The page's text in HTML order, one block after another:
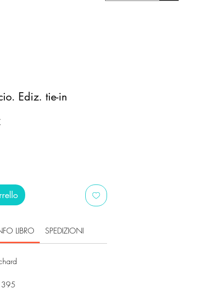
Ediz. tie-in
Prezzo
LIBRO SPEDIZIONI